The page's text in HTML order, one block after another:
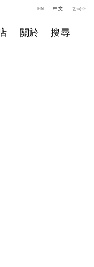
關於 搜尋
EN 中文 한국어